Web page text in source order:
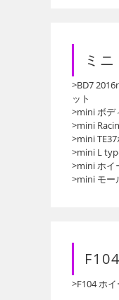
ミニ
>BD7
ット
>mini ボデ
>mini
>mini
>mini L
>mini ホイ
>mini モー
F104
>F104 ホ